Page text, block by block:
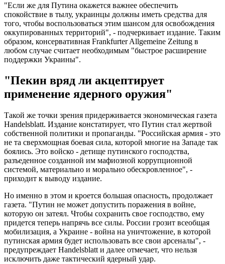
"Если же для Путина окажется важнее обеспечить
спокойствие в тылу, украинцы должны иметь средства для
того, чтобы воспользоваться этим шансом для освобождения
оккупированных территорий", - подчеркивает издание. Таким
образом, консервативная Frankfurter Allgemeine Zeitung в
любом случае считает необходимым "быстрое расширение
поддержки Украины".
"Пекин вряд ли акцептирует
применение ядерного оружия"
Такой же точки зрения придерживается экономическая газета
Handelsblatt. Издание констатирует, что Путин стал жертвой
собственной политики и пропаганды. "Российская армия - это
не та сверхмощная боевая сила, которой многие на Западе так
боялись. Это войско - детище путинского господства,
разъеденное созданной им мафиозной коррупционной
системой, материально и морально обескровленное", -
приходит к выводу издание.
Но именно в этом и кроется большая опасность, продолжает
газета. "Путин не может допустить поражения в войне,
которую он затеял. Чтобы сохранить свое господство, ему
придется теперь напрячь все силы. России грозит всеобщая
мобилизация, а Украине - война на уничтожение, в которой
путинская армия будет использовать все свои арсеналы", -
предупреждает Handelsblatt и далее отмечает, что нельзя
исключить даже тактический ядерный удар.